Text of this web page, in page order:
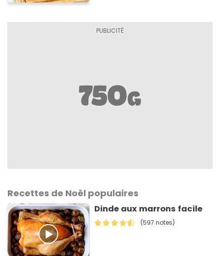
Recettes de Noël populaires
Dinde aux marrons facile
(597 notes)